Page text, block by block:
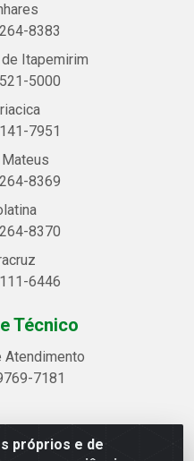
próprios e de
8383
Itapemirim
5000
7951
8369
8370
6446
Técnico
Atendimento
7181
Avenida Alegre, 2521 -